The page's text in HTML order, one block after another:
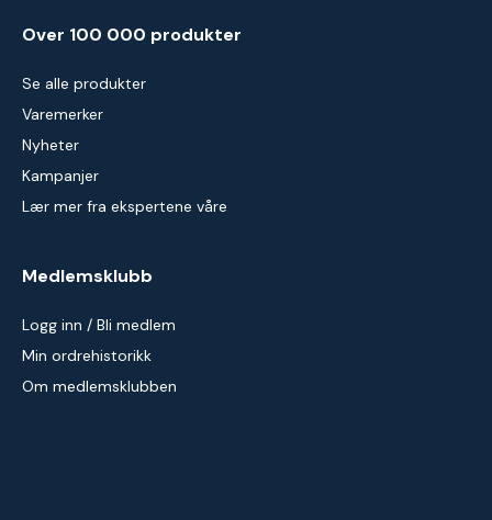
Over 100 000 produkter
Se alle produkter
Varemerker
Nyheter
Kampanjer
Lær mer fra ekspertene våre
Medlemsklubb
Logg inn / Bli medlem
Min ordrehistorikk
Om medlemsklubben